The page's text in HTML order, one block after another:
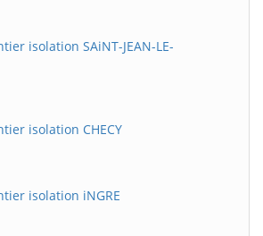
isolation SAiNT-JEAN-LE-
isolation CHECY
isolation iNGRE